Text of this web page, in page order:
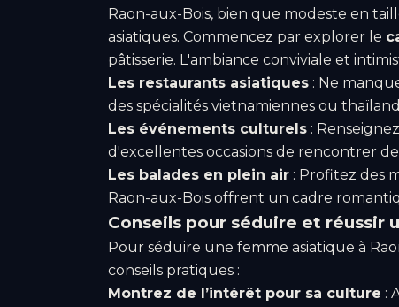
Raon-aux-Bois, bien que modeste en
asiatiques. Commencez par explorer le
pâtisserie. L'ambiance conviviale et
Les restaurants asiatiques : Ne
des spécialités vietnamiennes ou
Les événements culturels :
d'excellentes occasions de rencontrer
Les balades en plein air : Profitez des
Raon-aux-Bois offrent un cadre
Conseils pour séduire et réussir
Pour séduire une femme asiatique à
conseils pratiques :
Montrez de l’intérêt pour sa culture :